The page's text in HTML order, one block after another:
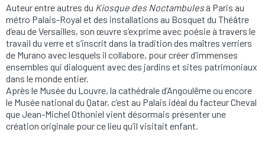
Auteur entre autres du Kiosque des Noctambulesà Paris au
métro Palais-Royal et des installations au Bosquet du Théâtre
d’eau de Versailles, son œuvre s’exprime avec poésie à travers le
travail du verre et s’inscrit dans la tradition des maîtres verriers
de Murano avec lesquels il collabore, pour créer d’immenses
ensembles qui dialoguent avec des jardins et sites patrimoniaux
dans le monde entier.
Après le Musée du Louvre, la cathédrale d’Angoulême ou encore
le Musée national du Qatar, c’est au Palais idéal du facteur Cheval
que Jean-Michel Othoniel vient désormais présenter une
création originale pour ce lieu qu’il visitait enfant.